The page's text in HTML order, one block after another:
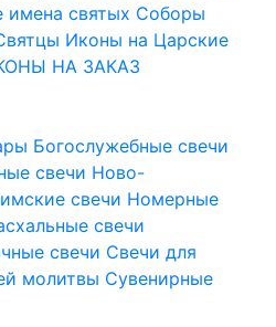
имена святых Соборы
Иконы на Царские
НА ЗАКАЗ
Богослужебные свечи
свечи Ново-
свечи Номерные
свечи
свечи Свечи для
молитвы Сувенирные